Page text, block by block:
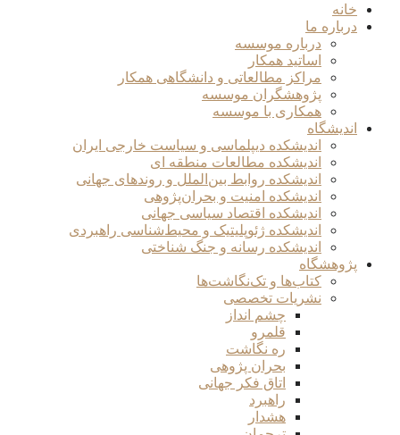
خانه
درباره ما
درباره موسسه
اساتید همکار
مراکز مطالعاتی و دانشگاهی همکار
پژوهشگران موسسه
همکاری با موسسه
اندیشگاه
اندیشکده دیپلماسی و سیاست خارجی ایران
اندیشکده مطالعات منطقه ای
اندیشکده روابط بین‌الملل و روندهای جهانی
اندیشکده امنیت و بحران‌پژوهی
اندیشکده اقتصاد سیاسی جهانی
اندیشکده ژئوپلیتیک و محیط‌شناسی راهبردی
اندیشکده رسانه و جنگ شناختی
پژوهشگاه
کتاب‌ها و تک‌نگاشت‌ها
نشریات تخصصی
چشم انداز
قلمرو
ره نگاشت
بحران پژوهی
اتاق فکر جهانی
راهبرد
هشدار